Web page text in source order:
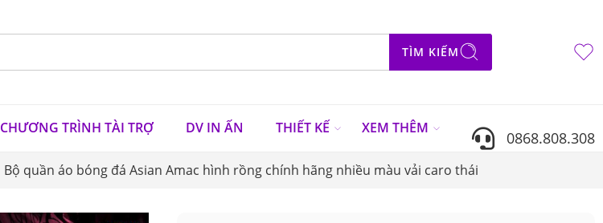
TÌM KIẾM
CHƯƠNG TRÌNH TÀI TRỢ DV IN ẤN THIẾT KẾ XEM THÊM 0868.808.308
Bộ quần áo bóng đá Asian Amac hình rồng chính hãng nhiều màu vải caro thái